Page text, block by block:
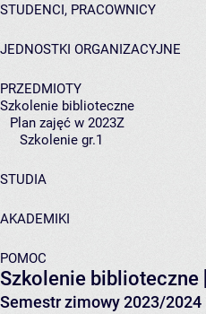
STUDENCI, PRACOWNICY
JEDNOSTKI ORGANIZACYJNE
PRZEDMIOTY
Szkolenie biblioteczne
Plan zajęć w 2023Z
Szkolenie gr.1
STUDIA
AKADEMIKI
POMOC
Szkolenie biblioteczne
Semestr zimowy 2023/2024